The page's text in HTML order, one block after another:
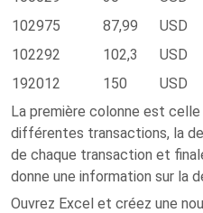
102975
87,99
USD
102292
102,3
USD
192012
150
USD
La première colonne est
différentes transactions, la
de chaque transaction et
donne une information sur la
Ouvrez Excel et créez une